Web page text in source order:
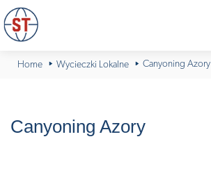
Home Wycieczki Lokalne Canyoning Azory
Canyoning Azory